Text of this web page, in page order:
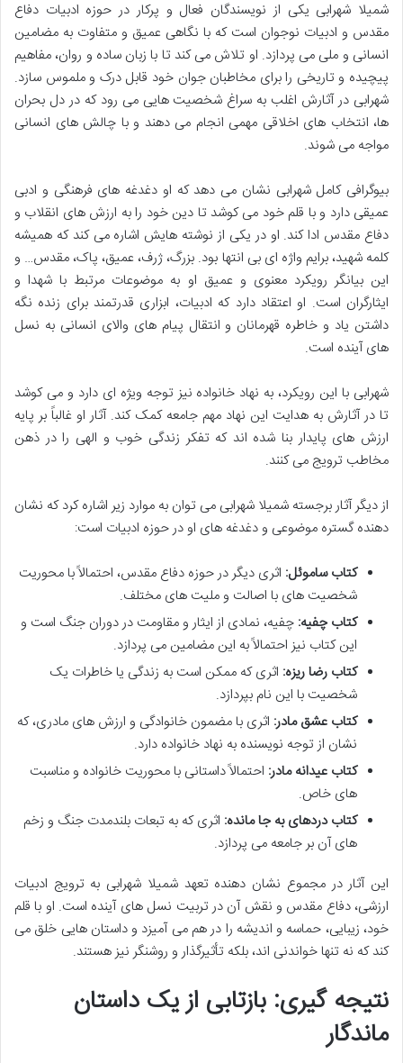
شمیلا شهرابی یکی از نویسندگان فعال و پرکار در حوزه ادبیات دفاع
مقدس و ادبیات نوجوان است که با نگاهی عمیق و متفاوت به مضامین
انسانی و ملی می پردازد. او تلاش می کند تا با زبان ساده و روان، مفاهیم
پیچیده و تاریخی را برای مخاطبان جوان خود قابل درک و ملموس سازد.
شهرابی در آثارش اغلب به سراغ شخصیت هایی می رود که در دل بحران
ها، انتخاب های اخلاقی مهمی انجام می دهند و با چالش های انسانی
مواجه می شوند.
بیوگرافی کامل شهرابی نشان می دهد که او دغدغه های فرهنگی و ادبی
عمیقی دارد و با قلم خود می کوشد تا دین خود را به ارزش های انقلاب و
دفاع مقدس ادا کند. او در یکی از نوشته هایش اشاره می کند که همیشه
کلمه شهید، برایم واژه ای بی انتها بود. بزرگ، ژرف، عمیق، پاک، مقدس… و
این بیانگر رویکرد معنوی و عمیق او به موضوعات مرتبط با شهدا و
ایثارگران است. او اعتقاد دارد که ادبیات، ابزاری قدرتمند برای زنده نگه
داشتن یاد و خاطره قهرمانان و انتقال پیام های والای انسانی به نسل
های آینده است.
شهرابی با این رویکرد، به نهاد خانواده نیز توجه ویژه ای دارد و می کوشد
تا در آثارش به هدایت این نهاد مهم جامعه کمک کند. آثار او غالباً بر پایه
ارزش های پایدار بنا شده اند که تفکر زندگی خوب و الهی را در ذهن
مخاطب ترویج می کنند.
از دیگر آثار برجسته شمیلا شهرابی می توان به موارد زیر اشاره کرد که نشان
دهنده گستره موضوعی و دغدغه های او در حوزه ادبیات است:
کتاب ساموئل: اثری دیگر در حوزه دفاع مقدس، احتمالاً با محوریت
شخصیت های با اصالت و ملیت های مختلف.
کتاب چفیه: چفیه، نمادی از ایثار و مقاومت در دوران جنگ است و
این کتاب نیز احتمالاً به این مضامین می پردازد.
کتاب رضا ریزه: اثری که ممکن است به زندگی یا خاطرات یک
شخصیت با این نام بپردازد.
کتاب عشق مادر: اثری با مضمون خانوادگی و ارزش های مادری، که
نشان از توجه نویسنده به نهاد خانواده دارد.
کتاب عیدانه مادر: احتمالاً داستانی با محوریت خانواده و مناسبت
های خاص.
کتاب دردهای به جا مانده: اثری که به تبعات بلندمدت جنگ و زخم
های آن بر جامعه می پردازد.
این آثار در مجموع نشان دهنده تعهد شمیلا شهرابی به ترویج ادبیات
ارزشی، دفاع مقدس و نقش آن در تربیت نسل های آینده است. او با قلم
خود، زیبایی، حماسه و اندیشه را در هم می آمیزد و داستان هایی خلق می
کند که نه تنها خواندنی اند، بلکه تأثیرگذار و روشنگر نیز هستند.
نتیجه گیری: بازتابی از یک داستان
ماندگار